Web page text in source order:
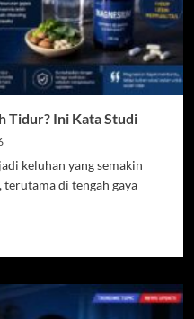
Tidur? Ini Kata Studi
keluhan yang semakin
di tengah gaya